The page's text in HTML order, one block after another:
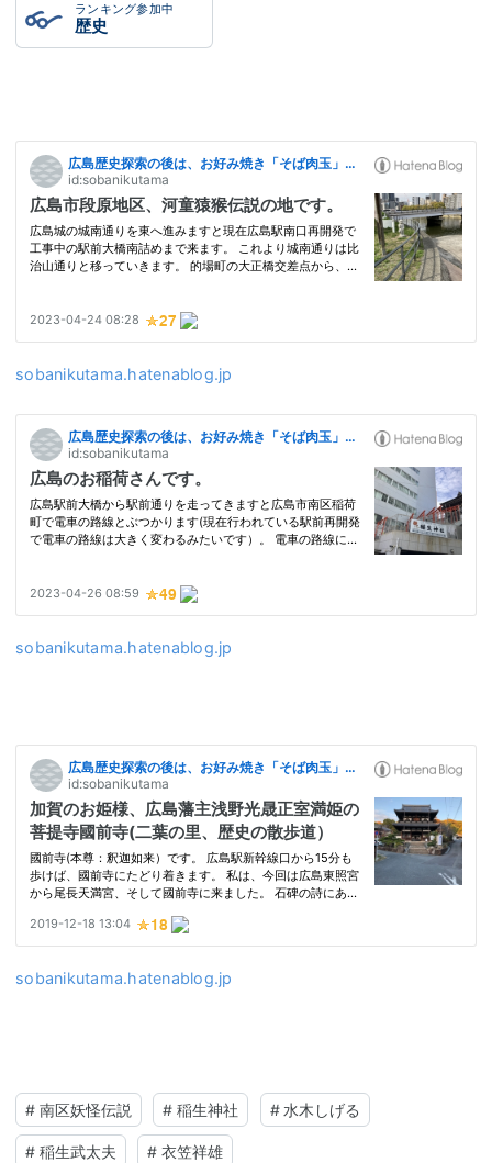
ランキング参加中
歴史
sobanikutama.hatenablog.jp
sobanikutama.hatenablog.jp
sobanikutama.hatenablog.jp
# 南区妖怪伝説 # 稲生神社 # 水木しげる
# 稲生武太夫 # 衣笠祥雄